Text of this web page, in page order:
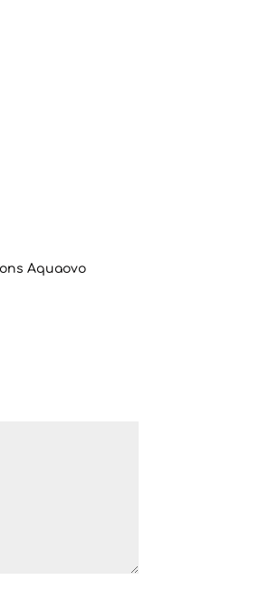
Aquaovo